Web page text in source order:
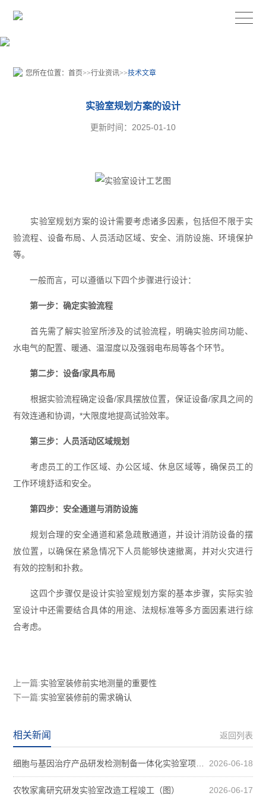
您所在位置：首页>>行业资讯>>技术文章
实验室规划方案的设计
更新时间：2025-01-10
实验室规划方案的设计需要考虑诸多因素，包括但不限于实
验流程、设备布局、人员活动区域、安全、消防设施、环境保护
等。
一般而言，可以遵循以下四个步骤进行设计：
第一步：确定实验流程
首先需了解实验室所涉及的试验流程，明确实验房间功能、
水电气的配置、暖通、温湿度以及强弱电布局等各个环节。
第二步：设备/家具布局
根据实验流程确定设备/家具摆放位置，保证设备/家具之间的
有效连通和协调，*大限度地提高试验效率。
第三步：人员活动区域规划
考虑员工的工作区域、办公区域、休息区域等，确保员工的
工作环境舒适和安全。
第四步：安全通道与消防设施
规划合理的安全通道和紧急疏散通道，并设计消防设备的摆
放位置，以确保在紧急情况下人员能够快速撤离，并对火灾进行
有效的控制和扑救。
这四个步骤仅是设计实验室规划方案的基本步骤，实际实验
室设计中还需要结合具体的用途、法规标准等多方面因素进行综
合考虑。
上一篇:实验室装修前实地测量的重要性
下一篇:实验室装修前的需求确认
返回列表
相关新闻
2026-06-18
细胞与基因治疗产品研发检测制备一体化实验室项目装修案例图
2026-06-17
农牧家禽研究研发实验室改造工程竣工（图）